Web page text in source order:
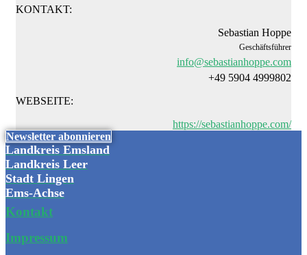
KONTAKT:
Sebastian Hoppe
Geschäftsführer
info@sebastianhoppe.com
+49 5904 4999802
WEBSEITE:
https://sebastianhoppe.com/
Newsletter abonnieren
Landkreis Emsland
Landkreis Leer
Stadt Lingen
Ems-Achse
Kontakt
Impressum